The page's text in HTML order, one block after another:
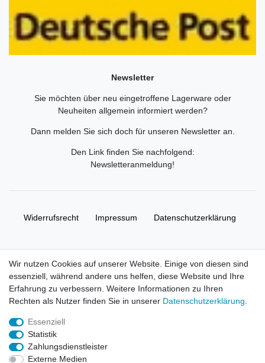
Newsletter
Sie möchten über neu eingetroffene Lagerware oder
Neuheiten allgemein informiert werden?
Dann melden Sie sich doch für unseren Newsletter an.
Den Link finden Sie nachfolgend:
Newsletteranmeldung!
Widerrufs­recht Impressum Daten­schutz­erklärung
© Copyright 2026 | Alle Rechte vorbehalten. HL-
Handelsgesellschaft mbH.
Alle Markennamen, Warenzeichen sowie sämtliche Produktbilder
und Beschreibungen sind Eigentum Ihrer rechtmäßigen
Eigentümer und dienen hier nur der Beschreibung.
Wir nutzen Cookies auf unserer Website. Einige von diesen sind
essenziell, während andere uns helfen, diese Website und Ihre
Erfahrung zu verbessern. Weitere Informationen zu Ihren
Rechten als Nutzer finden Sie in unserer Daten­schutz­erklärung
Essenziell
Statistik
Zahlungsdienstleister
Externe Medien